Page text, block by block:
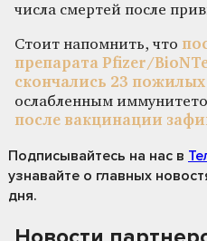
числа смертей после
Стоит напомнить, что
препарата Pfizer/
скончались 23
ослабленным
после вакцинации
Подписывайтесь на нас в
узнавайте о главных
дня.